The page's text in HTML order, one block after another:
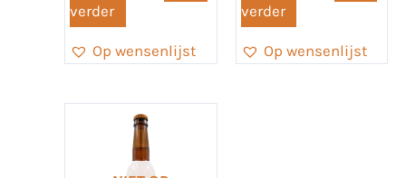
verder
Op wensenlijst
verder
Op wensenlijst